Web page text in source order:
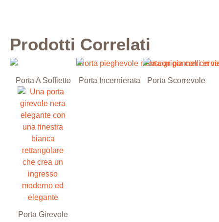
Prodotti Correlati
Porta A Soffietto Porta Incernierata Porta Scorrevole
Porta Girevole